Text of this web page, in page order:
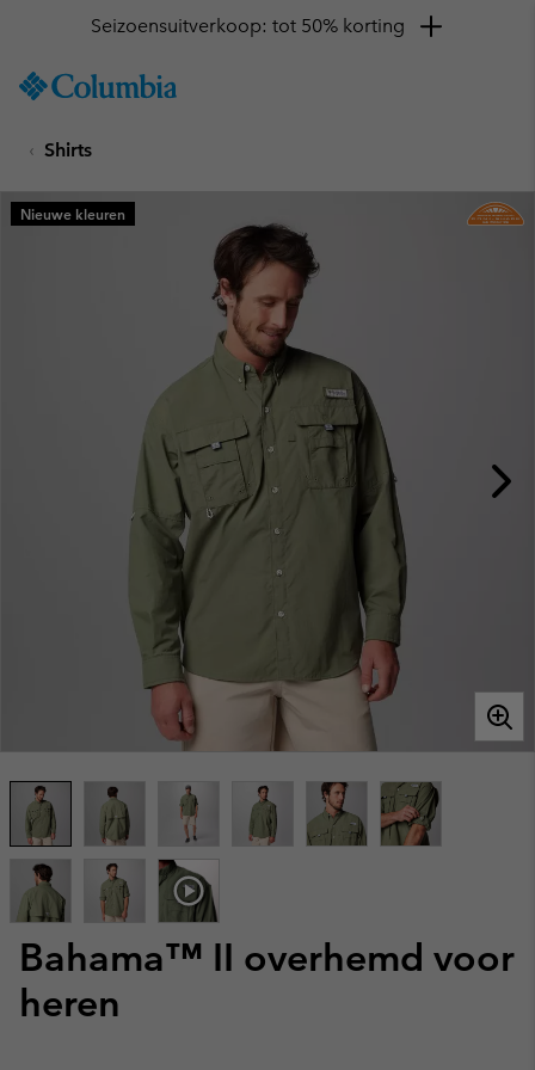
TO
SKIP
MAIN
NAV
Seizoensuitverkoop: tot 50% korting
Shirts
Bahama™ II overhemd voor
heren
Nieuwe kleuren